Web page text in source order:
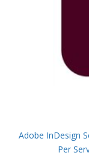
Adobe InDesign
Per